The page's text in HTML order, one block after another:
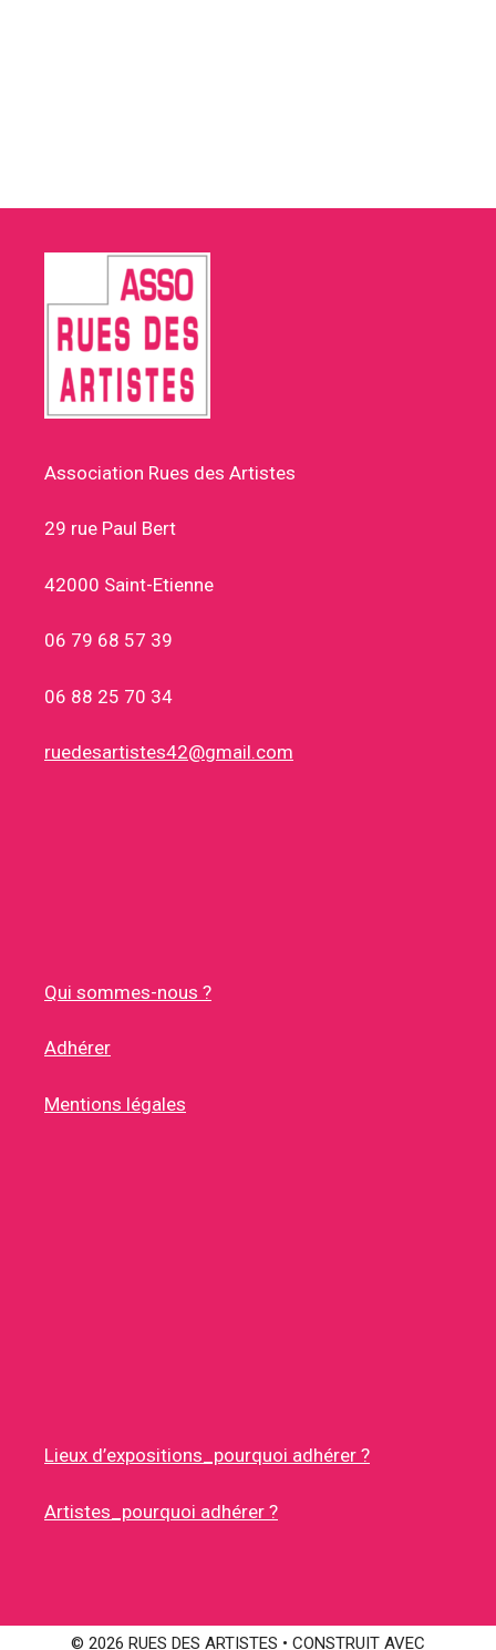
Association Rues des Artistes
29 rue Paul Bert
42000 Saint-Etienne
06 79 68 57 39
06 88 25 70 34
ruedesartistes42@gmail.com
Qui sommes-nous ?
Adhérer
Mentions légales
Lieux d’expositions_pourquoi adhérer ?
Artistes_pourquoi adhérer ?
© 2026 RUES DES ARTISTES • CONSTRUIT AVEC